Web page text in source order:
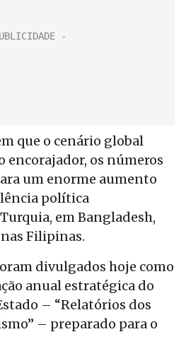
que o cenário global
encorajador, os números
um enorme aumento
política
em Bangladesh,
Filipinas.
divulgados hoje como
anual estratégica do
– “Relatórios dos
– preparado para o